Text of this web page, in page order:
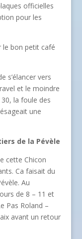
officielles
pour les
le bon petit café
s’élancer vers
et le moindre
30, la foule des
une
de la Pévèle
cette Chicon
Ca faisait du
Au
de 8 – 11 et
Pas Roland –
avant un retour